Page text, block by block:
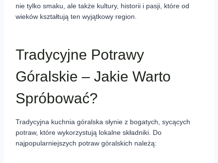
nie tylko smaku, ale także kultury, historii i pasji, które od
wieków kształtują ten wyjątkowy region.
Tradycyjne Potrawy
Góralskie – Jakie Warto
Spróbować?
Tradycyjna kuchnia góralska słynie z bogatych, sycących
potraw, które wykorzystują lokalne składniki. Do
najpopularniejszych potraw góralskich należą: